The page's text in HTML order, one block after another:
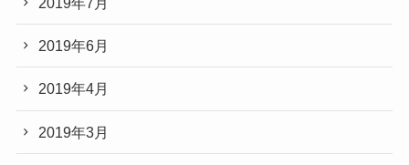
2019年6月
2019年4月
2019年3月